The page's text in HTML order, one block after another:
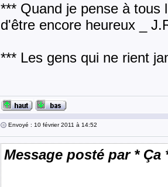
*** Quand je pense à tous
d'être encore heureux _
*** Les gens qui ne rient
Envoyé : 10 février 2011 à 14:52
Message posté par * Ça